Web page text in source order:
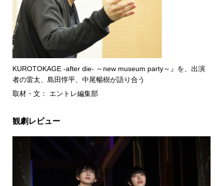
KUROTOKAGE -after die- ～new museum party～』を、出演
者の雷太、島田惇平、中尾暢樹が語り合う
取材・文： エントレ編集部
観劇レビュー